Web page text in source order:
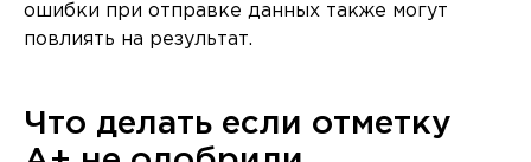
ошибки при отправке данных также могут
повлиять на результат.
Что делать если отметку